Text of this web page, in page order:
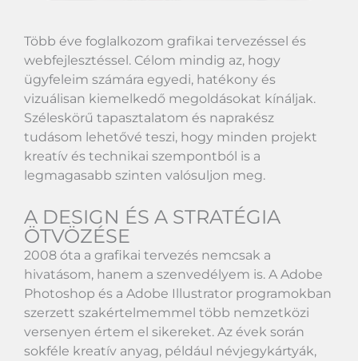
Több éve foglalkozom grafikai tervezéssel és
webfejlesztéssel. Célom mindig az, hogy
ügyfeleim számára egyedi, hatékony és
vizuálisan kiemelkedő megoldásokat kínáljak.
Széleskörű tapasztalatom és naprakész
tudásom lehetővé teszi, hogy minden projekt
kreatív és technikai szempontból is a
legmagasabb szinten valósuljon meg.
A DESIGN ÉS A STRATÉGIA
ÖTVÖZÉSE
2008 óta a grafikai tervezés nemcsak a
hivatásom, hanem a szenvedélyem is. A Adobe
Photoshop és a Adobe Illustrator programokban
szerzett szakértelmemmel több nemzetközi
versenyen értem el sikereket. Az évek során
sokféle kreatív anyag, például névjegykártyák,